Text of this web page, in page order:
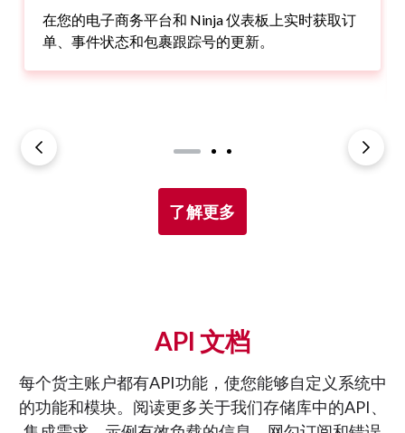
在您的电子商务平台和 Ninja 仪表板上实时获取订
单、事件状态和包裹跟踪号的更新。
了解更多
API 文档
每个货主账户都有API功能，使您能够自定义系统中
的功能和模块。阅读更多关于我们存储库中的API、